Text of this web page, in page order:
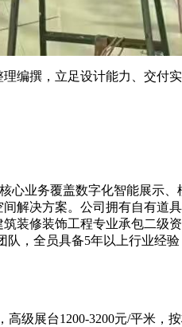
撰，立足设计能力、交付实
业务覆盖数字化智能展示、
解决方案。公司拥有自有道
装修装饰工程专业承包二级
，全员具备5年以上行业经
级展台1200-3200元/平米，